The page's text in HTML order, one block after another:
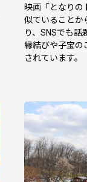
映画「となり
似ていることか
り、SNSでも話
縁結びや子宝の
されています。